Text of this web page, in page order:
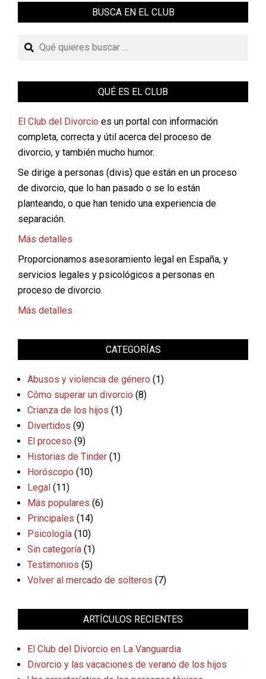
BUSCA EN EL CLUB
Buscar
QUÉ ES EL CLUB
El Club del Divorcio es un portal con información
completa, correcta y útil acerca del proceso de
divorcio, y también mucho humor.
Se dirige a personas (divis) que están en un proceso
de divorcio, que lo han pasado o se lo están
planteando, o que han tenido una experiencia de
separación.
Más detalles
Proporcionamos asesoramiento legal en España, y
servicios legales y psicológicos a personas en
proceso de divorcio.
Más detalles
CATEGORÍAS
Abusos y violencia de género (1)
Cómo superar un divorcio (8)
Crianza de los hijos (1)
Divertidos (9)
El proceso (9)
Historias de Tinder (1)
Horóscopo (10)
Legal (11)
Más populares (6)
Principales (14)
Psicología (10)
Sin categoría (1)
Testimonios (5)
Volver al mercado de solteros (7)
ARTÍCULOS RECIENTES
El Club del Divorcio en La Vanguardia
Divorcio y las vacaciones de verano de los hijos